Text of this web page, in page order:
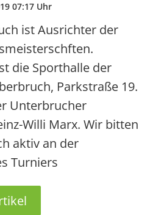
07:17 Uhr
ist Ausrichter der
die Sporthalle der
Parkstraße 19.
Unterbrucher
Willi Marx. Wir bitten
aktiv an der
Turniers